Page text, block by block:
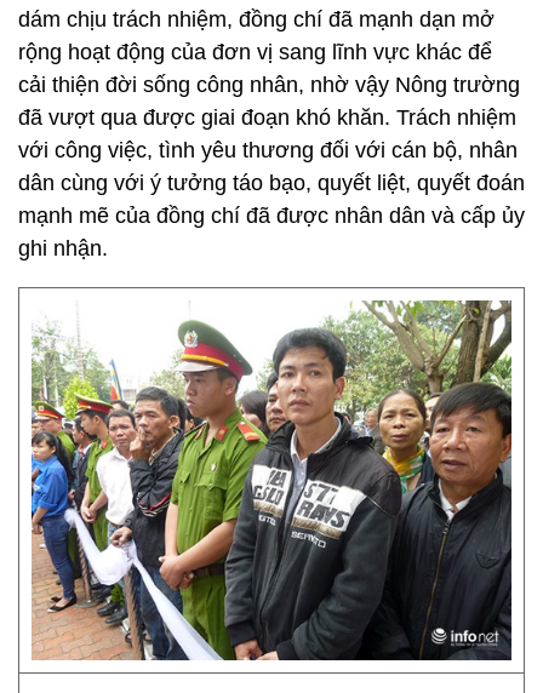
dám chịu trách nhiệm, đồng chí đã mạnh dạn mở
rộng hoạt động của đơn vị sang lĩnh vực khác để
cải thiện đời sống công nhân, nhờ vậy Nông trường
đã vượt qua được giai đoạn khó khăn. Trách nhiệm
với công việc, tình yêu thương đối với cán bộ, nhân
dân cùng với ý tưởng táo bạo, quyết liệt, quyết đoán
mạnh mẽ của đồng chí đã được nhân dân và cấp ủy
ghi nhận.